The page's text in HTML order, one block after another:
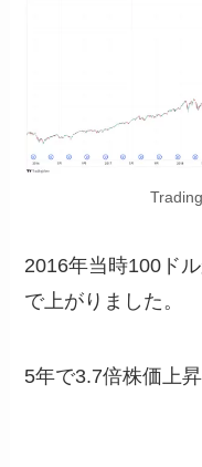
2016年当時100ド
で上がりました。
5年で3.7倍株価上